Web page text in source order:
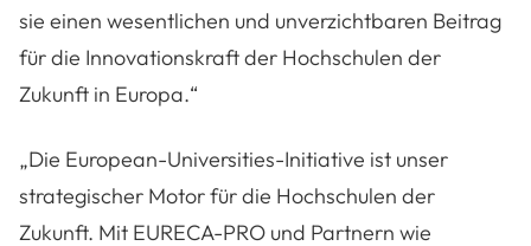
sie einen wesentlichen und unverzichtbaren Beitrag
für die Innovationskraft der Hochschulen der
Zukunft in Europa.“
„Die European-Universities-Initiative ist unser
strategischer Motor für die Hochschulen der
Zukunft. Mit EURECA-PRO und Partnern wie